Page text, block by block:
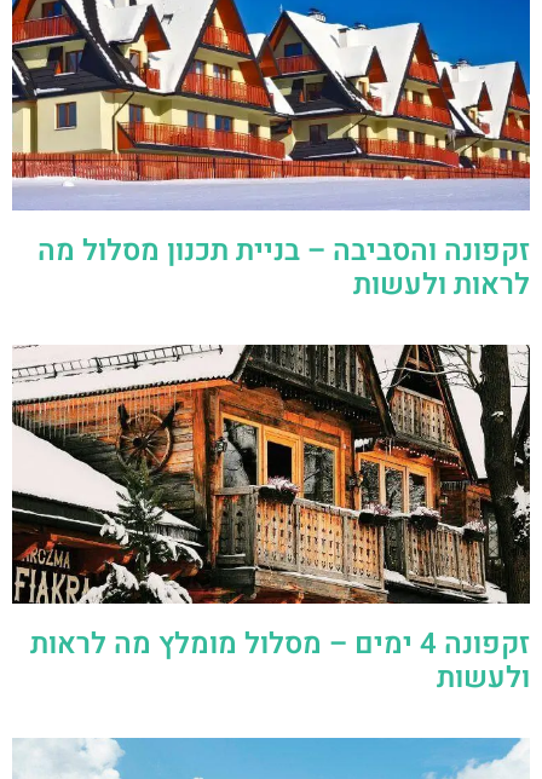
זקפונה והסביבה – בניית תכנון מסלול מה
זקפונה 4 ימים – מסלול מומלץ מה לראות